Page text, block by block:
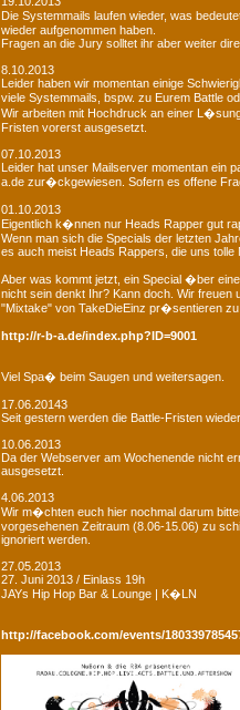
Die Systemmails laufen wieder, was
wieder aufgenommen haben.
Fragen an die Jury solltet ihr aber weiter
8.10.2013
Leider haben wir momentan einige
viele Systemmails, bspw. zu Eurem Battle
Wir arbeiten mit Hochdruck an einer
Fristen vorerst ausgesetzt.
07.10.2013
Leider hat unser Mailserver momentan ein
a.de zur�ckgewiesen. Sofern es offene
01.10.2013
Eigentlich k�nnen nur Heads Rapper gut
Wenn man sich die Specials der letzten
es auch meist Heads Rappers, die uns tolle
Aber was kommt jetzt, ein Special �ber
nicht sein denkt Ihr? Kann doch. Wir freuen
"Mixtake" von TakeDieEinz pr�sentieren
http://r-b-a.de/index.php?ID=9001
Viel Spa� beim Saugen und weitersagen.
17.06.20143
Seit gestern werden die Battle-Fristen
10.06.2013
Da der Webserver am Wochenende nicht
ausgesetzt.
4.06.2013
Wir m�chten euch hier nochmal darum
vorgesehenen Zeitraum (8.06-15.06) zu
ignoriert werden.
27.05.2013
27. Juni 2013 / Einlass 19h
JAYs Hip Hop Bar & Lounge | K�LN
http://facebook.com/events/